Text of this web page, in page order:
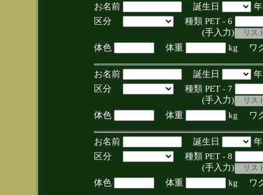
お名前 誕生日
区分
種類 PET - 6
(手入力)
体色
体重 kg ワ
お名前 誕生日
区分
種類 PET - 7
(手入力)
体色
体重 kg ワ
お名前 誕生日
区分
種類 PET - 8
(手入力)
体色
体重 kg ワ